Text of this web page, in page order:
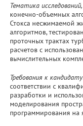
Тематика
конечно-объемных
Стокса несжимаемой
алгоритмов,
проточных трактах
расчетов с
вычислительных
Требования к
соответствии с
разработки и
моделирования
программирования на